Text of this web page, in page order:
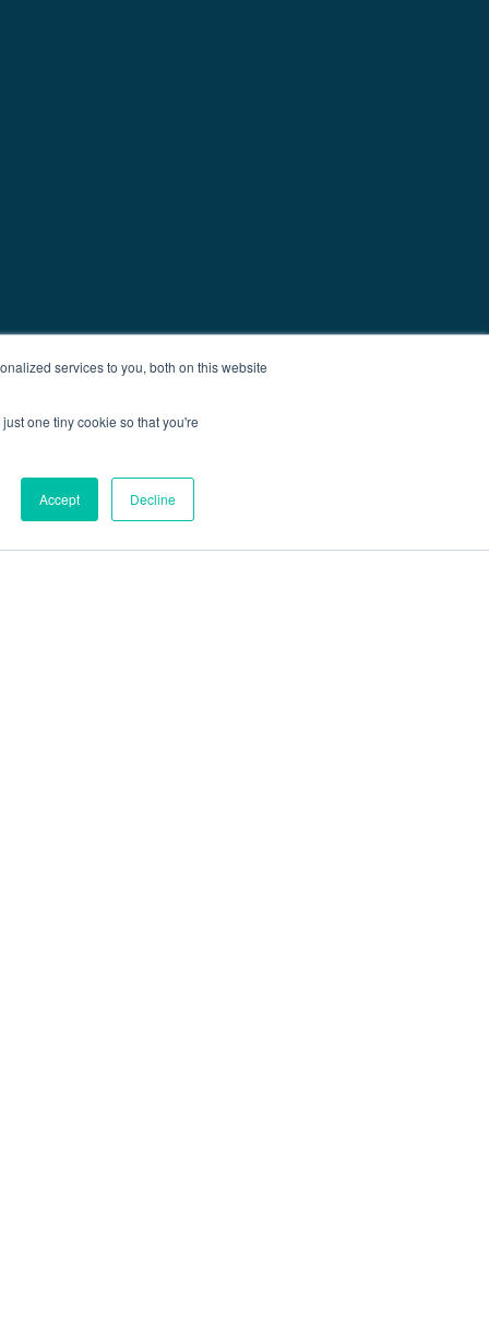
services to you, both on this website
one tiny cookie so that you're
Accept Decline